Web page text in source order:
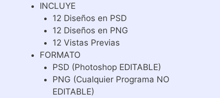
INCLUYE
12 Diseños en PSD
12 Diseños en PNG
12 Vistas Previas
FORMATO
PSD (Photoshop EDITABLE)
PNG (Cualquier Programa NO
EDITABLE)